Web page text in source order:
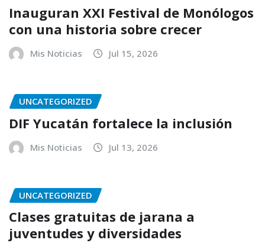
Inauguran XXI Festival de Monólogos
con una historia sobre crecer
Mis Noticias Jul 15, 2026
UNCATEGORIZED
DIF Yucatán fortalece la inclusión
Mis Noticias Jul 13, 2026
UNCATEGORIZED
Clases gratuitas de jarana a
juventudes y diversidades